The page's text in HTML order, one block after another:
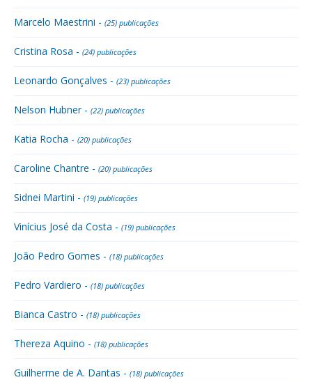
Marcelo Maestrini - (25) publicações
Cristina Rosa - (24) publicações
Leonardo Gonçalves - (23) publicações
Nelson Hubner - (22) publicações
Katia Rocha - (20) publicações
Caroline Chantre - (20) publicações
Sidnei Martini - (19) publicações
Vinícius José da Costa - (19) publicações
João Pedro Gomes - (18) publicações
Pedro Vardiero - (18) publicações
Bianca Castro - (18) publicações
Thereza Aquino - (18) publicações
Guilherme de A. Dantas - (18) publicações